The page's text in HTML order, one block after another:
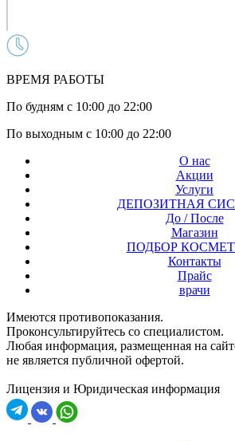
ВРЕМЯ РАБОТЫ
По будням с 10:00 до 22:00
По выходным с 10:00 до 22:00
О нас
Акции
Услуги
ДЕПОЗИТНАЯ
До / После
Магазин
ПОДБОР
Контакты
Прайс
врачи
Имеются противопоказания.
Проконсультируйтесь со специалистом.
Любая информация, размещенная на
не является публичной офертой.
Лицензия и Юридическая информация